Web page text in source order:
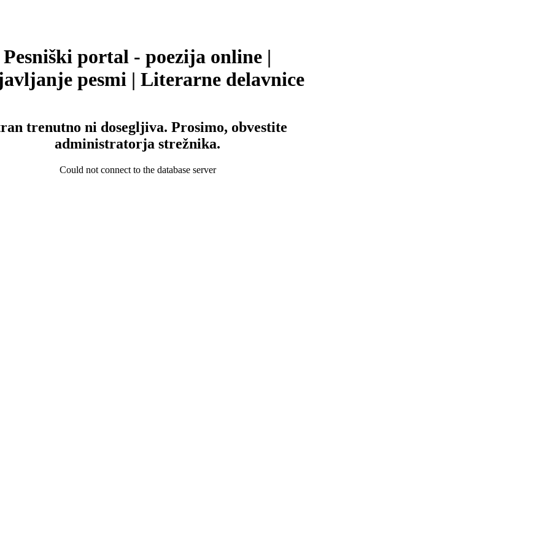
Pesniški portal - poezija online |
pesmi | Literarne delavnice
trenutno ni dosegljiva. Prosimo, obvestite
administratorja strežnika.
Could not connect to the database server